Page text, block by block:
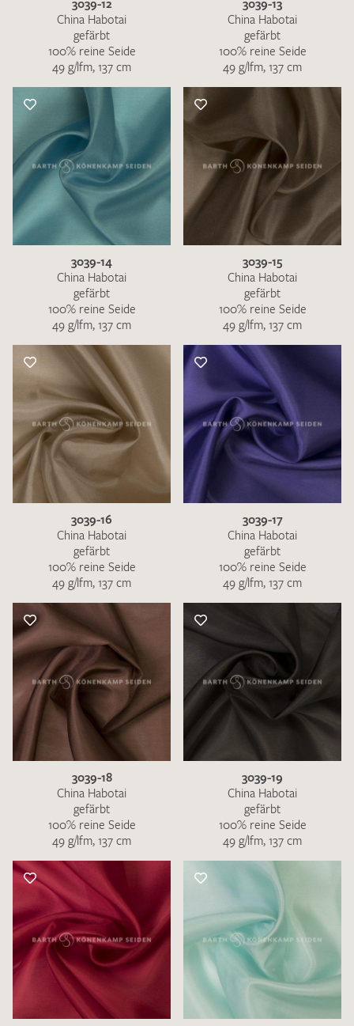
3039-12
China Habotai
gefärbt
100% reine Seide
49 g/lfm, 137 cm
3039-13
China Habotai
gefärbt
100% reine Seide
49 g/lfm, 137 cm
3039-14
China Habotai
gefärbt
100% reine Seide
49 g/lfm, 137 cm
3039-15
China Habotai
gefärbt
100% reine Seide
49 g/lfm, 137 cm
3039-16
China Habotai
gefärbt
100% reine Seide
49 g/lfm, 137 cm
3039-17
China Habotai
gefärbt
100% reine Seide
49 g/lfm, 137 cm
3039-18
China Habotai
gefärbt
100% reine Seide
49 g/lfm, 137 cm
3039-19
China Habotai
gefärbt
100% reine Seide
49 g/lfm, 137 cm